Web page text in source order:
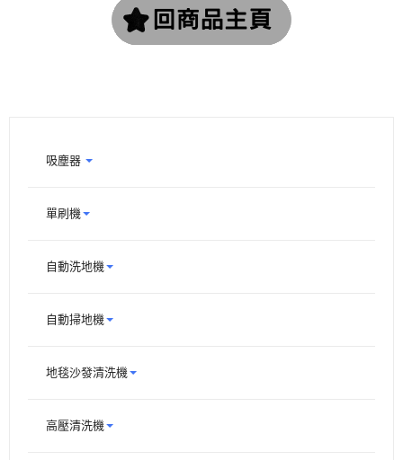
吸塵器
單刷機
自動洗地機
自動掃地機
地毯沙發清洗機
高壓清洗機